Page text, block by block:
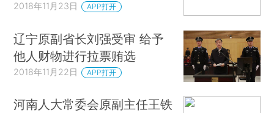
2018年11月23日 APP打开
辽宁原副省长刘强受审 给予
他人财物进行拉票贿选
2018年11月22日 APP打开
河南人大常委会原副主任王铁